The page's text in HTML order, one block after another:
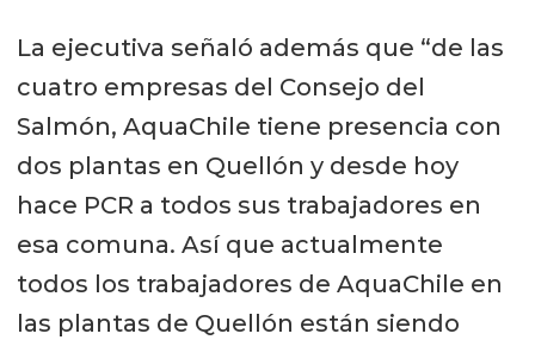
de Salud Municipal y la Seremi de
Salud.
La ejecutiva señaló además que “de las
cuatro empresas del Consejo del
Salmón, AquaChile tiene presencia con
dos plantas en Quellón y desde hoy
hace PCR a todos sus trabajadores en
esa comuna. Así que actualmente
todos los trabajadores de AquaChile en
las plantas de Quellón están siendo